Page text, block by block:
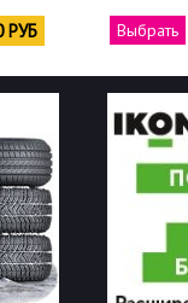
РУБ Выбрать